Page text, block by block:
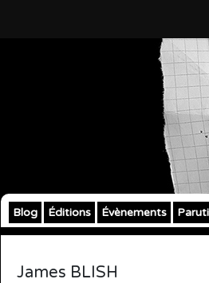
Blog Éditions Évènements
James BLISH